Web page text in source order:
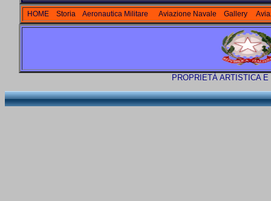
HOME Storia Aeronautica Militare Aviazione Navale Gallery
PROPRIETÀ ARTISTICA